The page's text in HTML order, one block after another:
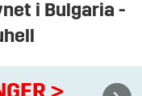
i Bulgaria -